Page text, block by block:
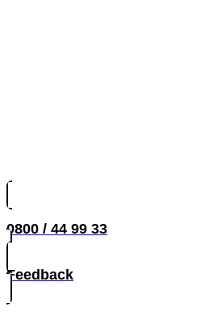
0800 / 44 99 33
Feedback